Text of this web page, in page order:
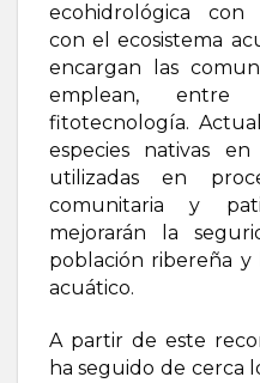
ecohidrológica con
con el ecosistema
encargan las
emplean, entre
fitotecnología.
especies nativas
utilizadas en
comunitaria y
mejorarán la
población ribereña y
acuático.
A partir de este
ha seguido de cerca